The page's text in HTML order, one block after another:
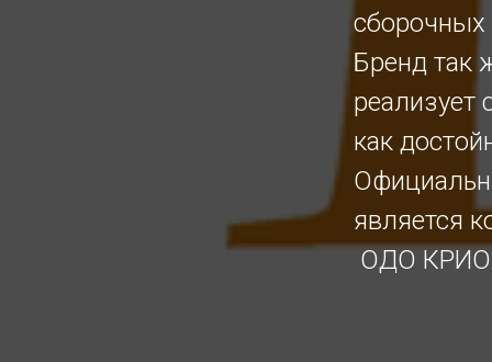
сборочных
Бренд так
реализует
как
является
ОДО